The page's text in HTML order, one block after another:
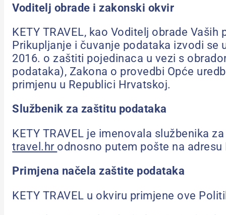
Voditelj obrade i zakonski okvir
KETY TRAVEL, kao Voditelj obrade
Prikupljanje i čuvanje podataka izvodi se
2016. o zaštiti pojedinaca u vezi s
podataka), Zakona o provedbi Opće
primjenu u Republici Hrvatskoj.
Službenik za zaštitu podataka
KETY TRAVEL je imenovala službenika
travel.hr odnosno putem pošte na
Primjena načela zaštite podataka
KETY TRAVEL u okviru primjene ove